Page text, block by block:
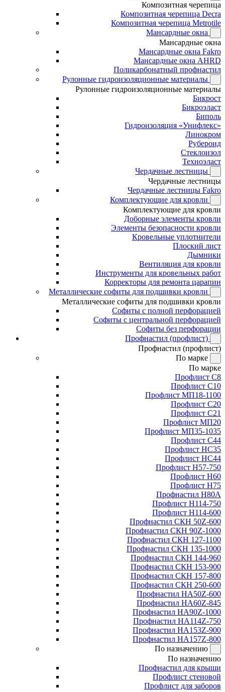
Композитная черепица
Композитная черепица Decra
Композитная черепица Metrotile
Мансардные окна
Мансардные окна
Мансардные окна Fakro
Мансардные окна AHRD
Поликарбонатный профнастил
Рулонные гидроизоляционные материалы
Рулонные гидроизоляционные материалы
Бикрост
Бикроэласт
Биполь
Гидроизоляция «Унифлекс»
Линокром
Рубероид
Стеклоизол
Техноэласт
Чердачные лестницы
Чердачные лестницы
Чердачные лестницы Fakro
Комплектующие для кровли
Комплектующие для кровли
Доборные элементы кровли
Элементы безопасности кровли
Кровельные уплотнители
Плоский лист
Дымники
Вентиляция для кровли
Инструменты для кровельных работ
Корректоры для ремонта царапин
Металлические софиты для подшивки кровли
Металлические софиты для подшивки кровли
Софиты с полной перфорацией
Софиты с центральной перфорацией
Софиты без перфорации
Профнастил (профлист)
Профнастил (профлист)
По марке
По марке
Профлист С8
Профлист С10
Профлист МП18-1100
Профлист С20
Профлист С21
Профлист МП20
Профлист МП35-1035
Профлист С44
Профлист НС35
Профлист НС44
Профлист Н57-750
Профлист Н60
Профлист Н75
Профнастил Н80А
Профлист Н114-750
Профлист Н114-600
Профнастил СКН 50Z-600
Профнастил СКН 90Z-1000
Профнастил СКН 127-1100
Профнастил СКН 135-1000
Профнастил СКН 144-960
Профнастил СКН 153-900
Профнастил СКН 157-800
Профнастил СКН 250-600
Профнастил НА50Z-600
Профнастил НА60Z-845
Профнастил НА90Z-1000
Профнастил НА114Z-750
Профнастил НА153Z-900
Профнастил НА157Z-800
По назначению
По назначению
Профнастил для крыши
Профлист стеновой
Профлист для заборов